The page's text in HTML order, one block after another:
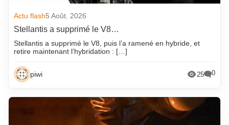
Actu flash5 Août. 2026
Stellantis a supprimé le V8…
Stellantis a supprimé le V8, puis l’a ramené en hybride, et
retire maintenant l’hybridation : […]
piwi 25 0